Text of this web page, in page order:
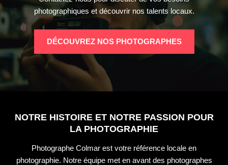
photographiques et découvrir nos talents locaux.
DÉCOUVREZ NOS PHOTOGRAPHES
NOTRE HISTOIRE ET NOTRE PASSION POUR
LA PHOTOGRAPHIE
Photographe Colmar est votre référence locale en
photographie. Notre équipe met en avant des photographes